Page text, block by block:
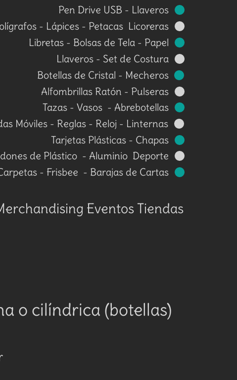
Pen Drive USB - Llaveros
- Lápices - Petacas Licoreras
Libretas - Bolsas de Tela - Papel
Llaveros - Set de Costura
Botellas de Cristal - Mecheros
Alfombrillas Ratón - Pulseras
Tazas - Vasos - Abrebotellas
Móviles - Reglas - Reloj - Linternas
Tarjetas Plásticas - Chapas
de Plástico - Aluminio Deporte
- Frisbee - Barajas de Cartas
Eventos Tiendas
o cilíndrica (botellas)